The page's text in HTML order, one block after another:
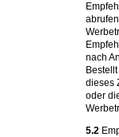
nach
dieses
oder
5.2